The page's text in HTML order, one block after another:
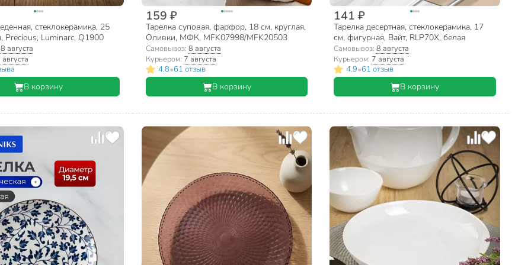
стеклокерамика, 25
Precious, Luminarc, Q1900
8 августа
августа
В корзину
159 ₽
Тарелка суповая, фарфор, 18 см, круглая,
Оливки, МФК, MFK07998/MFK20503
Самовывоз: 8 августа
Курьером: 7 августа
4.8•61 отзыв
В корзину
141 ₽
Тарелка десертная, стеклокерамика, 17
см, фигурная, Вайт, RLP70X, белая
Самовывоз:8 августа
Курьером: 7 августа
4.9•61 отзыв
В корзину